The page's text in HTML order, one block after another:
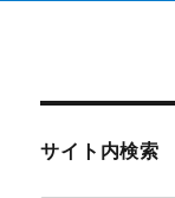
サイト内検索